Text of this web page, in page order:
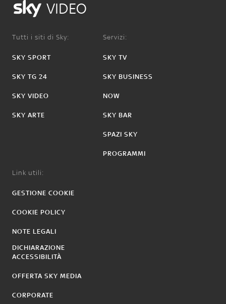
VIDEO
Tutti i siti di Sky:
SKY SPORT
SKY TG 24
SKY VIDEO
SKY ARTE
Servizi:
SKY TV
SKY BUSINESS
NOW
SKY BAR
SPAZI SKY
PROGRAMMI
Link utili:
GESTIONE COOKIE
COOKIE POLICY
NOTE LEGALI
DICHIARAZIONE
ACCESSIBILITÀ
OFFERTA SKY MEDIA
CORPORATE